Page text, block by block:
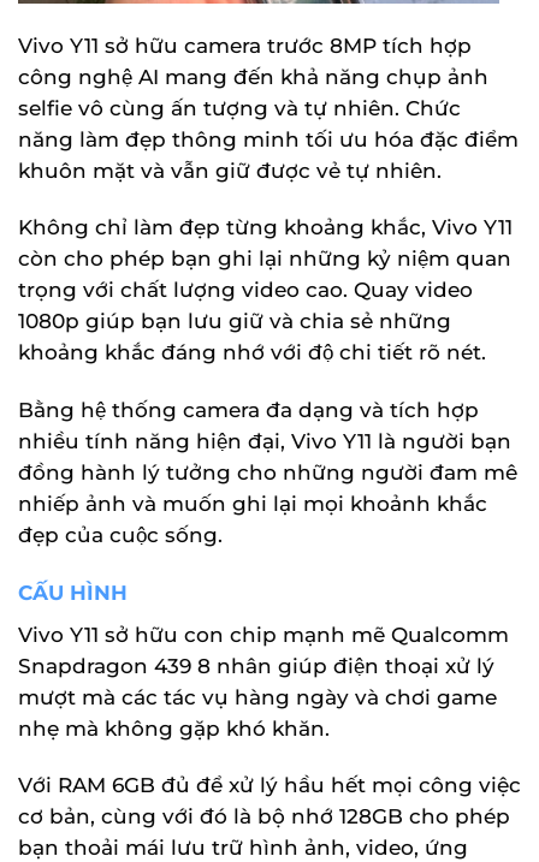
Vivo Y11 sở hữu camera trước 8MP tích hợp
công nghệ AI mang đến khả năng chụp ảnh
selfie vô cùng ấn tượng và tự nhiên. Chức
năng làm đẹp thông minh tối ưu hóa đặc điểm
khuôn mặt và vẫn giữ được vẻ tự nhiên.
Không chỉ làm đẹp từng khoảng khắc, Vivo Y11
còn cho phép bạn ghi lại những kỷ niệm quan
trọng với chất lượng video cao. Quay video
1080p giúp bạn lưu giữ và chia sẻ những
khoảng khắc đáng nhớ với độ chi tiết rõ nét.
Bằng hệ thống camera đa dạng và tích hợp
nhiều tính năng hiện đại, Vivo Y11 là người bạn
đồng hành lý tưởng cho những người đam mê
nhiếp ảnh và muốn ghi lại mọi khoảnh khắc
đẹp của cuộc sống.
CẤU HÌNH
Vivo Y11 sở hữu con chip mạnh mẽ Qualcomm
Snapdragon 439 8 nhân giúp điện thoại xử lý
mượt mà các tác vụ hàng ngày và chơi game
nhẹ mà không gặp khó khăn.
Với RAM 6GB đủ để xử lý hầu hết mọi công việc
cơ bản, cùng với đó là bộ nhớ 128GB cho phép
bạn thoải mái lưu trữ hình ảnh, video, ứng